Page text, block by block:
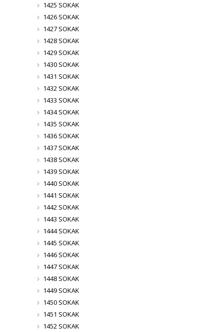
1425 SOKAK
1426 SOKAK
1427 SOKAK
1428 SOKAK
1429 SOKAK
1430 SOKAK
1431 SOKAK
1432 SOKAK
1433 SOKAK
1434 SOKAK
1435 SOKAK
1436 SOKAK
1437 SOKAK
1438 SOKAK
1439 SOKAK
1440 SOKAK
1441 SOKAK
1442 SOKAK
1443 SOKAK
1444 SOKAK
1445 SOKAK
1446 SOKAK
1447 SOKAK
1448 SOKAK
1449 SOKAK
1450 SOKAK
1451 SOKAK
1452 SOKAK